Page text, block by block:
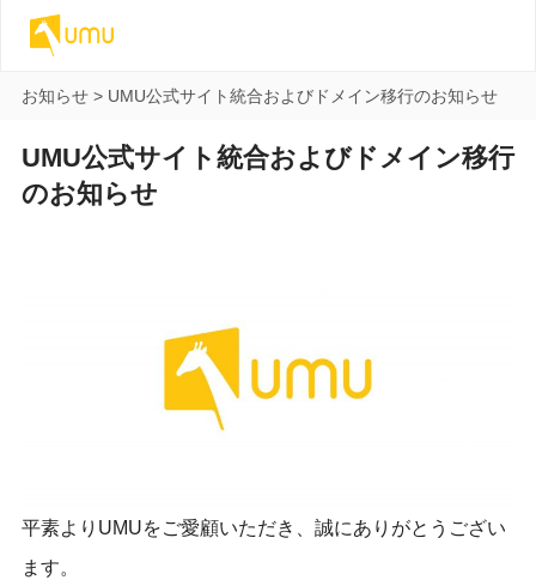
お知らせ> UMU公式サイト統合およびドメイン移行のお知らせ
UMU公式サイト統合およびドメイン移行
のお知らせ
平素よりUMUをご愛顧いただき、誠にありがとうござい
ます。